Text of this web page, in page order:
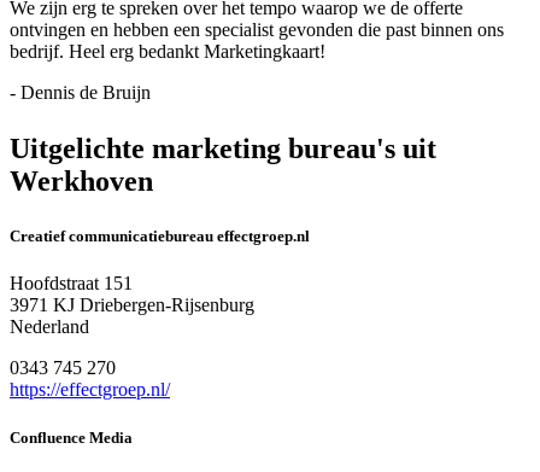
We zijn erg te spreken over het tempo waarop we de offerte
ontvingen en hebben een specialist gevonden die past binnen ons
bedrijf. Heel erg bedankt Marketingkaart!
- Dennis de Bruijn
Uitgelichte marketing bureau's uit
Werkhoven
Creatief communicatiebureau effectgroep.nl
Hoofdstraat 151
3971 KJ Driebergen-Rijsenburg
Nederland
0343 745 270
https://effectgroep.nl/
Confluence Media